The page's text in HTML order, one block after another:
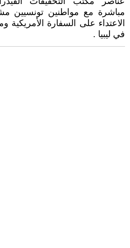
مباشرة مع مواطنين تونسيين
الاعتداء على السفارة الأمريكية
في ليبيا .